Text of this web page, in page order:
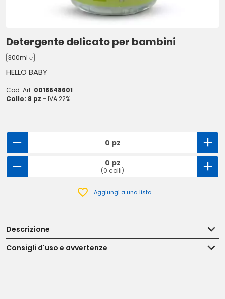
Detergente delicato per bambini
300ml ℮
HELLO BABY
Cod. Art. 0018648601
Collo: 8 pz - IVA 22%
0 pz
0 pz
(0 colli)
Aggiungi a una lista
Descrizione
Consigli d'uso e avvertenze